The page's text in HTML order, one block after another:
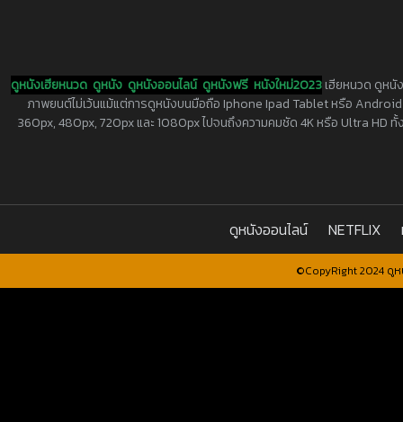
ดูหนังเฮียหนวด ดูหนัง ดูหนังออนไลน์ ดูหนังฟรี หนังใหม่2023เฮียหนวด ดูหนั
ภาพยนต์ไม่เว้นแม้แต่การดูหนังบนมือถือ Iphone Ipad Tablet หรือ
360px, 480px, 720px และ 1080px ไปจนถึงความคมชัด 4K หรือ Ultra HD
ดูหนังออนไลน์ NETFLIX
©CopyRight 2024 ดู